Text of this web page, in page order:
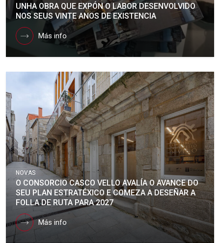
UNHA OBRA QUE EXPÓN O LABOR DESENVOLVIDO
NOS SEUS VINTE ANOS DE EXISTENCIA
Más info
NOVAS
O CONSORCIO CASCO VELLO AVALÍA O AVANCE DO
SEU PLAN ESTRATÉXICO E COMEZA A DESEÑAR A
FOLLA DE RUTA PARA 2027
Más info